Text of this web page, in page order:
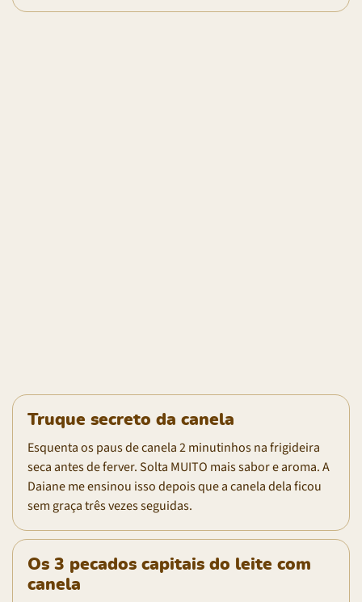
Truque secreto da canela
Esquenta os paus de canela 2 minutinhos na frigideira
seca antes de ferver. Solta MUITO mais sabor e aroma. A
Daiane me ensinou isso depois que a canela dela ficou
sem graça três vezes seguidas.
Os 3 pecados capitais do leite com
canela